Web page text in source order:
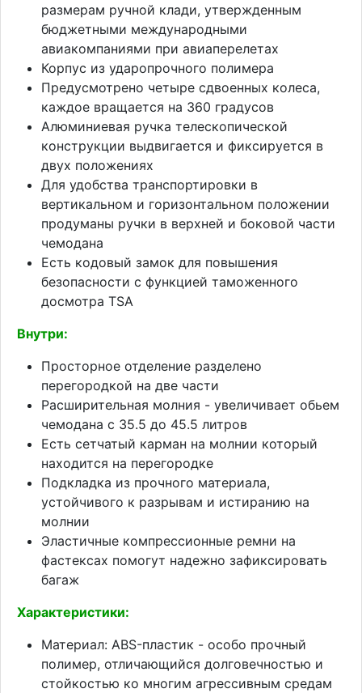
размерам ручной клади, утвержденным
бюджетными международными
авиакомпаниями при авиаперелетах
Корпус из ударопрочного полимера
Предусмотрено четыре сдвоенных колеса,
каждое вращается на 360 градусов
Алюминиевая ручка телескопической
конструкции выдвигается и фиксируется в
двух положениях
Для удобства транспортировки в
вертикальном и горизонтальном положении
продуманы ручки в верхней и боковой части
чемодана
Есть кодовый замок для повышения
безопасности с функцией таможенного
досмотра TSA
Внутри:
Просторное отделение разделено
перегородкой на две части
Расширительная молния - увеличивает обьем
чемодана с 35.5 до 45.5 литров
Есть сетчатый карман на молнии который
находится на перегородке
Подкладка из прочного материала,
устойчивого к разрывам и истиранию на
молнии
Эластичные компрессионные ремни на
фастексах помогут надежно зафиксировать
багаж
Характеристики:
Материал: ABS-пластик - особо прочный
полимер, отличающийся долговечностью и
стойкостью ко многим агрессивным средам